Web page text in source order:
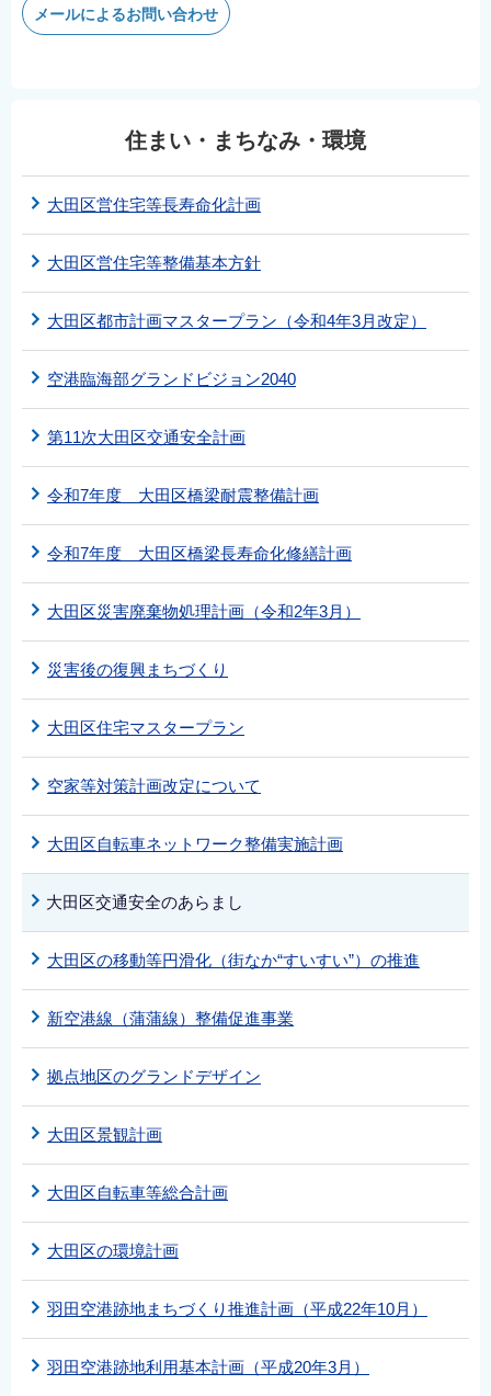
メールによるお問い合わせ
住まい・まちなみ・環境
大田区営住宅等長寿命化計画
大田区営住宅等整備基本方針
大田区都市計画マスタープラン（令和4年3月改定）
空港臨海部グランドビジョン2040
第11次大田区交通安全計画
令和7年度 大田区橋梁耐震整備計画
令和7年度 大田区橋梁長寿命化修繕計画
大田区災害廃棄物処理計画（令和2年3月）
災害後の復興まちづくり
大田区住宅マスタープラン
空家等対策計画改定について
大田区自転車ネットワーク整備実施計画
大田区交通安全のあらまし
大田区の移動等円滑化（街なか“すいすい”）の推進
新空港線（蒲蒲線）整備促進事業
拠点地区のグランドデザイン
大田区景観計画
大田区自転車等総合計画
大田区の環境計画
羽田空港跡地まちづくり推進計画（平成22年10月）
羽田空港跡地利用基本計画（平成20年3月）
繁體中文